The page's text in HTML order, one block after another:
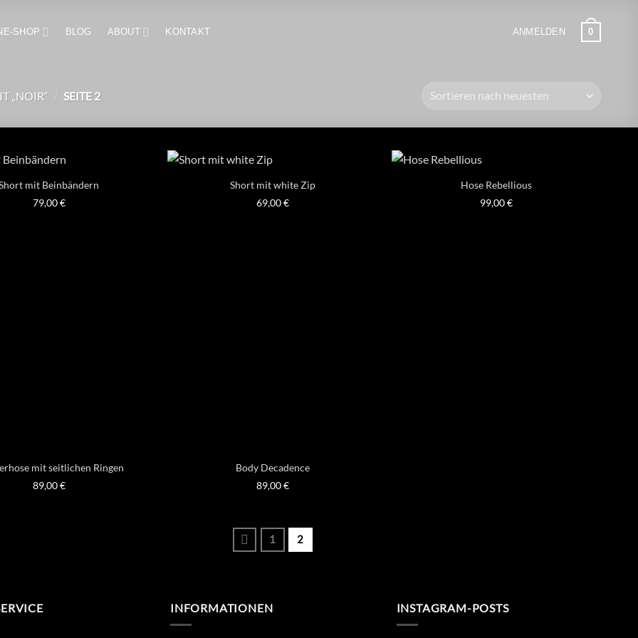
SHOP BLOG ABOUT KONTAKT ANMELDEN 0
„NOIR“ / SEITE 2
mit Beinbändern
79,00€
Short mit white Zip
69,00€
Hose Rebellious
99,00€
mit seitlichen Ringen
89,00€
Body Decadence
89,00€
1 2
INFORMATIONEN INSTAGRAM-POSTS